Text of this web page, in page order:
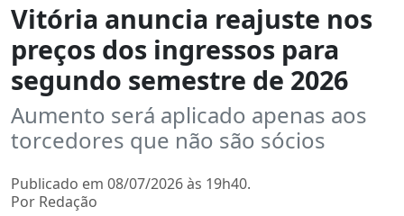
Vitória anuncia reajuste nos
preços dos ingressos para
segundo semestre de 2026
Aumento será aplicado apenas aos
torcedores que não são sócios
Publicado em 08/07/2026 às 19h40.
Por Redação